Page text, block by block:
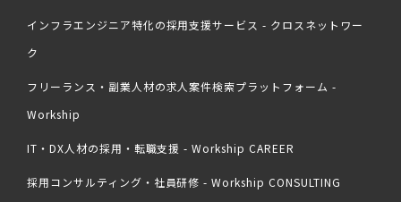
インフラエンジニア特化の採用支援サービス - クロスネットワー
ク
フリーランス・副業人材の求人案件検索プラットフォーム -
Workship
IT・DX人材の採用・転職支援 - Workship CAREER
採用コンサルティング・社員研修 - Workship CONSULTING